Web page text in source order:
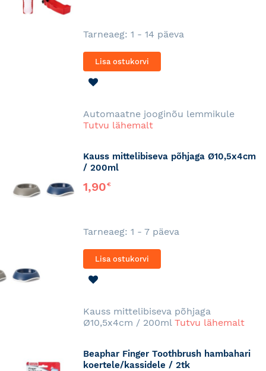
Tarneaeg: 1 - 14 päeva
Lisa ostukorvi
Automaatne jooginõu lemmikule
Tutvu lähemalt
Kauss mittelibiseva põhjaga Ø10,5x4cm
/ 200ml
1,90€
Tarneaeg: 1 - 7 päeva
Lisa ostukorvi
Kauss mittelibiseva põhjaga
Ø10,5x4cm / 200ml Tutvu lähemalt
Beaphar Finger Toothbrush hambahari
koertele/kassidele / 2tk